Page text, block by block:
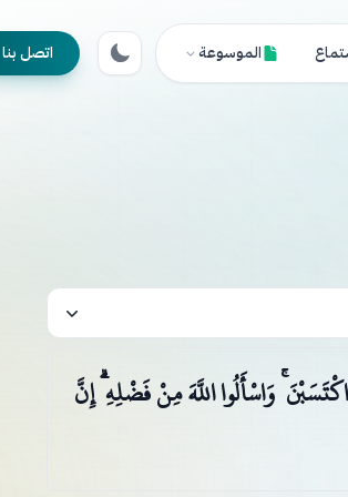
الموسوعة اتصل بنا
وَاسْأَلُوا اللَّهَ مِنْ فَضْلِهِ ۗ إِنَّ